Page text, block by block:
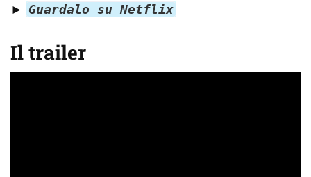
►
Guardalo su Netflix
Il trailer